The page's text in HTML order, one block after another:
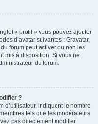
« profil » vous pouvez ajouter
d’avatar suivantes : Gravatar,
forum peut activer ou non les
mis à disposition. Si vous ne
du forum.
?
d’utilisateur, indiquent le nombre
tels que les modérateurs
pas directement modifier